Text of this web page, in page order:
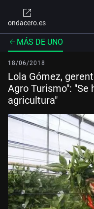
ondacero.es
MÁS DE UNO
18/06/2018
Lola Gómez,
Agro Turismo": "Se
agricultura"